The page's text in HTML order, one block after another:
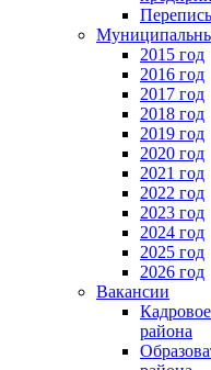
2015 год
2016 год
2017 год
2018 год
2019 год
2020 год
2021 год
2022 год
2023 год
2024 год
2025 год
2026 год
Вакансии
района